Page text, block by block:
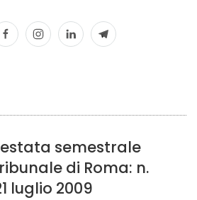
semestrale
di Roma: n.
luglio 2009